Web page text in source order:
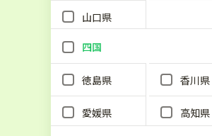
山口県
四国
徳島県 香川県
愛媛県 高知県